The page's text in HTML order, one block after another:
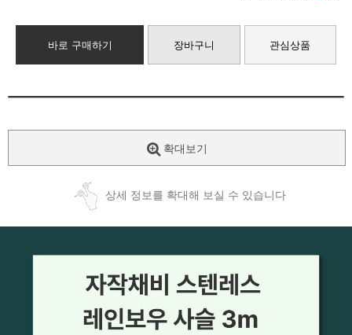
바로 구매하기 장바구니 관심상품
확대보기
상세 정보를 확대해 보실 수 있습니다